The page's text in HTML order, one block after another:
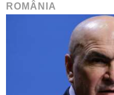
ROMÂNIA